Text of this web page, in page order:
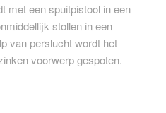
met een spuitpistool in een
stollen in een
van perslucht wordt het
voorwerp gespoten.